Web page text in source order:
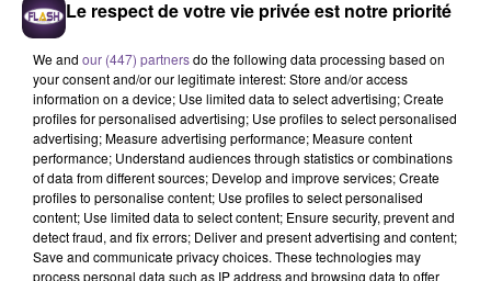
Une micro crèche de Genouillac
recherche une assistante accueil petite
enfance (H/F).
Le respect de votre vie privée est notre priorité
We and our (447) partnersdo the following data processing based on
your consent and/or our legitimate interest: Store and/or access
information on a device; Use limited data to select advertising; Create
profiles for personalised advertising; Use profiles to select personalised
advertising; Measure advertising performance; Measure content
performance; Understand audiences through statistics or combinations
of data from different sources; Develop and improve services; Create
profiles to personalise content; Use profiles to select personalised
content; Use limited data to select content; Ensure security, prevent and
detect fraud, and fix errors; Deliver and present advertising and content;
Save and communicate privacy choices. These technologies may
process personal data such as IP address and browsing data to offer